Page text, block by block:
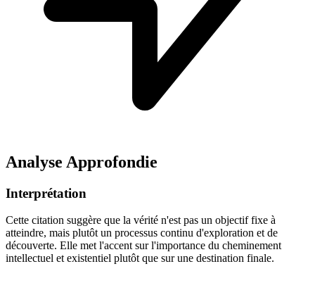
Analyse Approfondie
Interprétation
Cette citation suggère que la vérité n'est pas un objectif fixe à
atteindre, mais plutôt un processus continu d'exploration et de
découverte. Elle met l'accent sur l'importance du cheminement
intellectuel et existentiel plutôt que sur une destination finale.